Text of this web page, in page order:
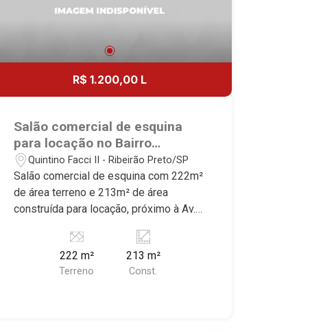
R$ 1.200,00 L
Salão comercial de esquina
para locação no Bairro
Quintino Facci II, próximo à Av.
Mal. Costa e Silva - Ribeirão
Preto/SP.
Quintino Facci II - Ribeirão Preto/SP
Salão comercial de esquina com 222m²
de área terreno e 213m² de área
construída para locação, próximo à Av.
Facci II, Ribeirão Preto/SP. Conheça as
características deste imóvel que a
Martinelli Imobiliária selecionou para
222 m²
Terreno
213 m²
Const.